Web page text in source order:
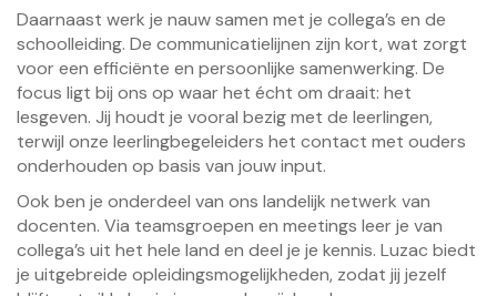
Daarnaast werk je nauw samen met je collega’s en de
schoolleiding. De communicatielijnen zijn kort, wat zorgt
voor een efficiënte en persoonlijke samenwerking. De
focus ligt bij ons op waar het écht om draait: het
lesgeven. Jij houdt je vooral bezig met de leerlingen,
terwijl onze leerlingbegeleiders het contact met ouders
onderhouden op basis van jouw input.
Ook ben je onderdeel van ons landelijk netwerk van
docenten. Via teamsgroepen en meetings leer je van
collega’s uit het hele land en deel je je kennis. Luzac biedt
je uitgebreide opleidingsmogelijkheden, zodat jij jezelf